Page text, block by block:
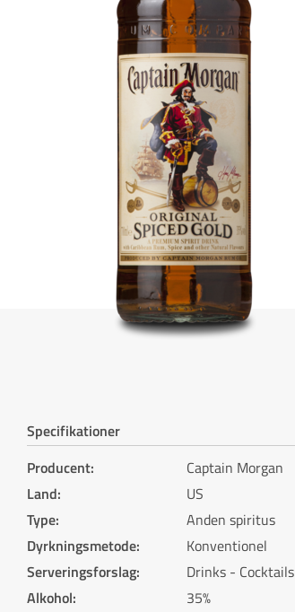
Specifikationer
Producent:
Captain Morgan
Land:
US
Type:
Anden spiritus
Dyrkningsmetode:
Konventionel
Serveringsforslag:
Drinks - Cocktails
Alkohol:
35%